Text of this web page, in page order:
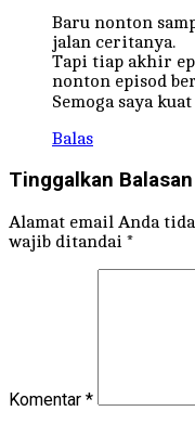
Baru nonton
jalan ceritanya.
Tapi tiap akhir
nonton episod
Semoga saya
Balas
Tinggalkan Balasan
Alamat email Anda
wajib ditandai *
Komentar *